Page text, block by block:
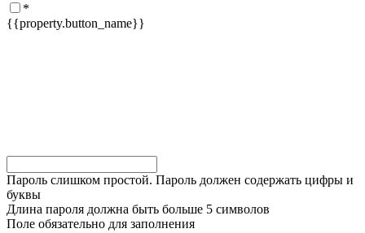
*
{{property.button_name}}
Пароль слишком простой. Пароль должен содержать цифры и
буквы
Длина пароля должна быть больше 5 символов
Поле обязательно для заполнения